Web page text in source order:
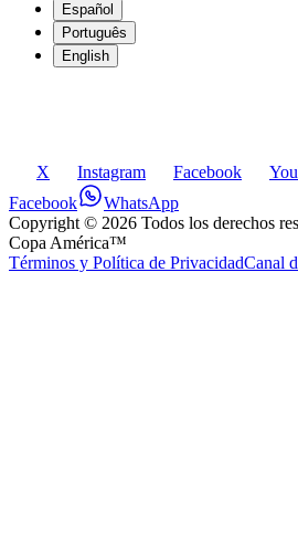
Español
Português
English
X Instagram Facebook
Facebook
WhatsApp
Copyright © 2026 Todos los derechos
Copa América™
Términos y Política de PrivacidadCanal